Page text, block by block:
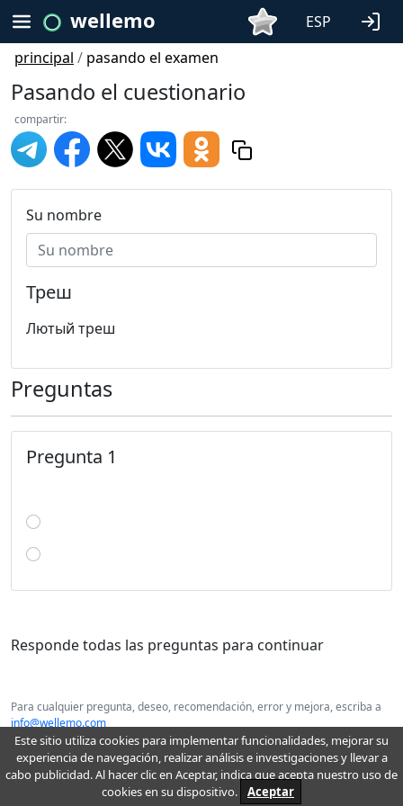
wellemo
ESP
principal / pasando el examen
Pasando el cuestionario
compartir:
Su nombre
Треш
Лютый треш
Preguntas
Pregunta 1
Responde todas las preguntas para continuar
Para cualquier pregunta, deseo, recomendación, error y mejora, escriba a
info@wellemo.com
2026 Wellemo© : educación en línea
Este sitio utiliza cookies para implementar funcionalidades, mejorar su
experiencia de navegación, realizar análisis e investigaciones y llevar a
cabo publicidad. Al hacer clic en Aceptar, indica que acepta nuestro uso de
cookies en su dispositivo.
Aceptar